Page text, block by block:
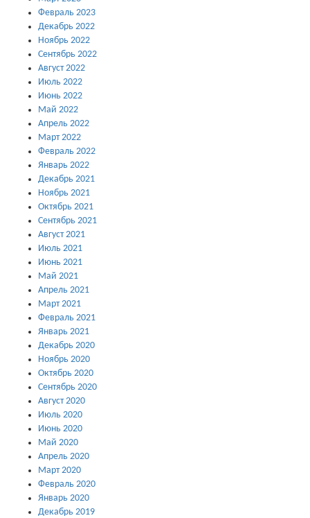
Февраль 2023
Декабрь 2022
Ноябрь 2022
Сентябрь 2022
Август 2022
Июль 2022
Июнь 2022
Май 2022
Апрель 2022
Март 2022
Февраль 2022
Январь 2022
Декабрь 2021
Ноябрь 2021
Октябрь 2021
Сентябрь 2021
Август 2021
Июль 2021
Июнь 2021
Май 2021
Апрель 2021
Март 2021
Февраль 2021
Январь 2021
Декабрь 2020
Ноябрь 2020
Октябрь 2020
Сентябрь 2020
Август 2020
Июль 2020
Июнь 2020
Май 2020
Апрель 2020
Март 2020
Февраль 2020
Январь 2020
Декабрь 2019